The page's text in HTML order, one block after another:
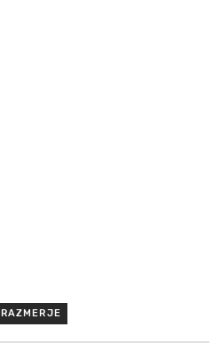
RAZMERJE